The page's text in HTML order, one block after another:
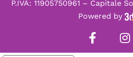
P.IVA: 11905750961 – Capitale
Powered by